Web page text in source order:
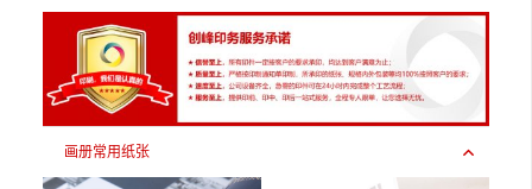
画册常用纸张